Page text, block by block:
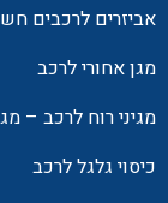
אביזרים לרכבים
מגן אחורי לרכב
מגיני רוח לרכב –
כיסוי גלגל לרכב